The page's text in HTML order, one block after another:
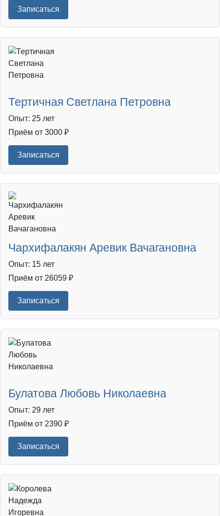
Записаться
Тертичная Светлана Петровна
Опыт: 25 лет
Приём от 3000 ₽
Записаться
Чархифалакян Аревик Вачагановна
Опыт: 15 лет
Приём от 26059 ₽
Записаться
Булатова Любовь Николаевна
Опыт: 29 лет
Приём от 2390 ₽
Записаться